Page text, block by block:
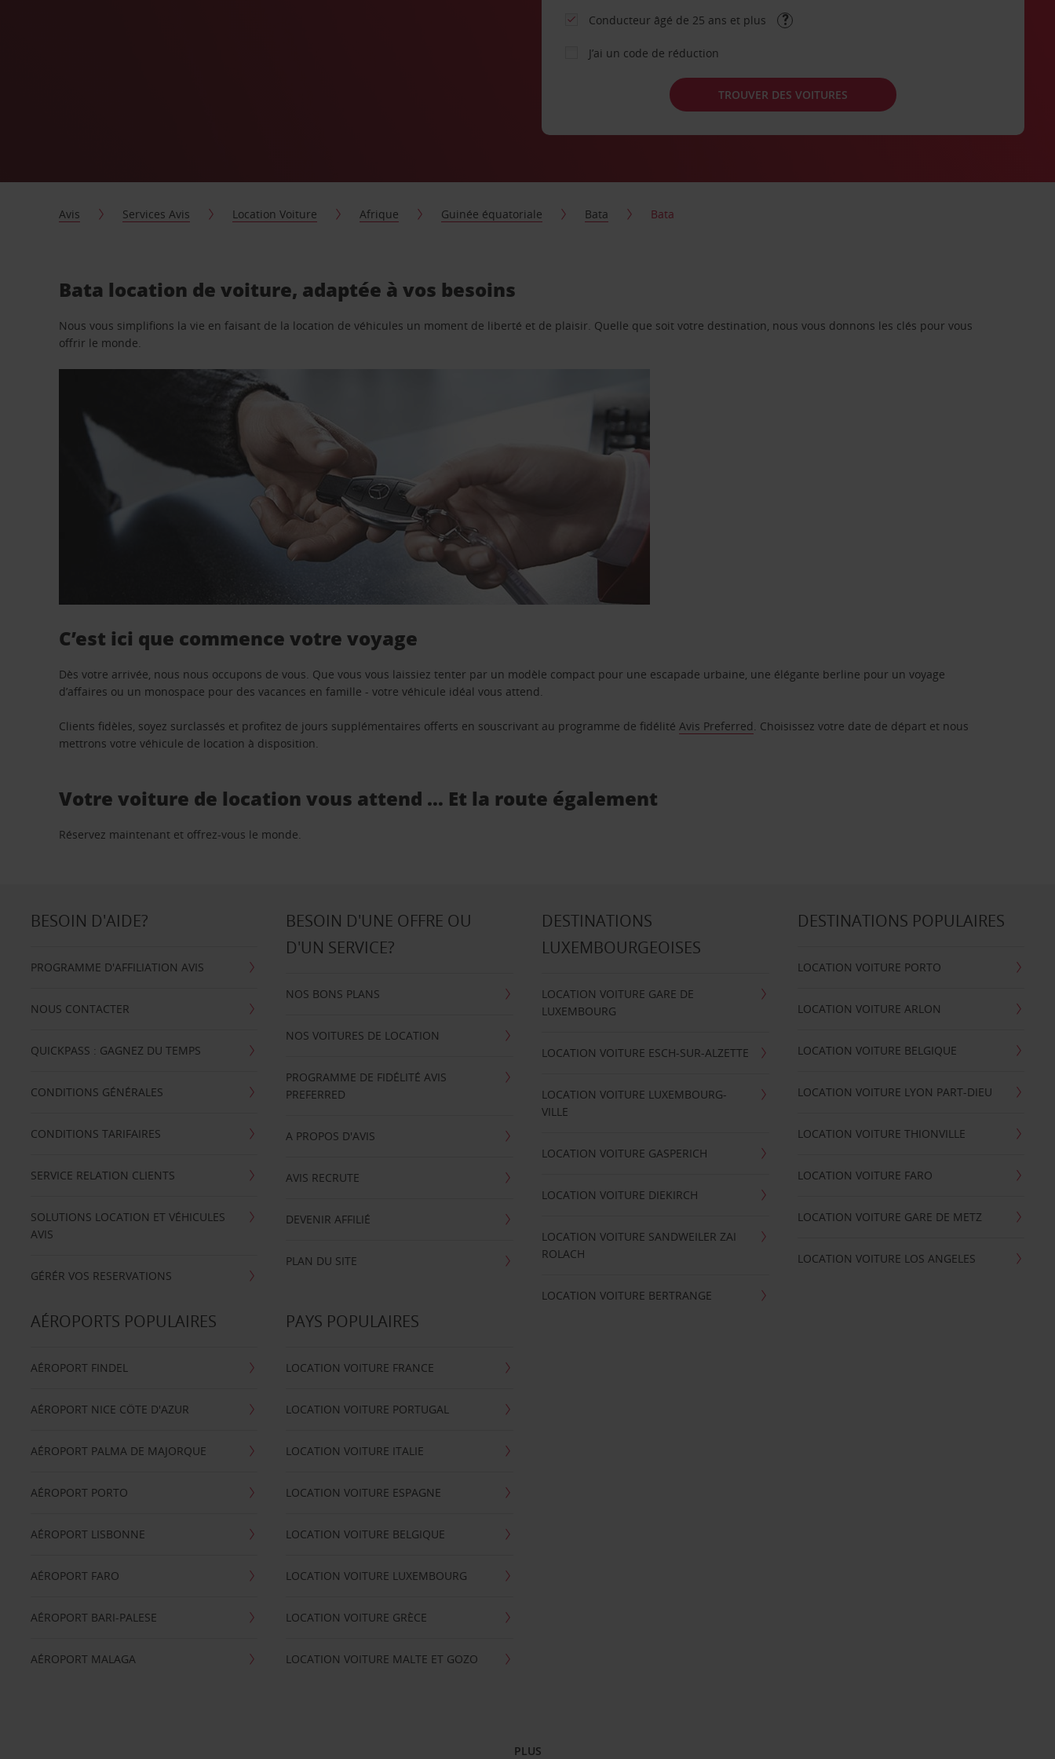
Conducteur âgé de 25 ans et plus
J’ai un code de réduction
TROUVER DES VOITURES
Avis Services Avis Location Voiture Afrique Guinée équatoriale Bata Bata
Bata location de voiture, adaptée à vos besoins
Nous vous simplifions la vie en faisant de la location de véhicules un moment de liberté et de plaisir. Quelle que soit votre destination, nous vous donnons les clés pour vous
offrir le monde.
C’est ici que commence votre voyage
Dès votre arrivée, nous nous occupons de vous. Que vous vous laissiez tenter par un modèle compact pour une escapade urbaine, une élégante berline pour un voyage
d’affaires ou un monospace pour des vacances en famille - votre véhicule idéal vous attend.
Clients fidèles, soyez surclassés et profitez de jours supplémentaires offerts en souscrivant au programme de fidélitéAvis Preferred. Choisissez votre date de départ et nous
mettrons votre véhicule de location à disposition.
Votre voiture de location vous attend … Et la route également
Réservez maintenant et offrez-vous le monde.
BESOIN D'AIDE?
PROGRAMME D'AFFILIATION AVIS
NOUS CONTACTER
QUICKPASS : GAGNEZ DU TEMPS
CONDITIONS GÉNÉRALES
CONDITIONS TARIFAIRES
SERVICE RELATION CLIENTS
SOLUTIONS LOCATION ET VÉHICULES
AVIS
GÉRÉR VOS RESERVATIONS
BESOIN D'UNE OFFRE OU
D'UN SERVICE?
NOS BONS PLANS
NOS VOITURES DE LOCATION
PROGRAMME DE FIDÉLITÉ AVIS
PREFERRED
A PROPOS D'AVIS
AVIS RECRUTE
DEVENIR AFFILIÉ
PLAN DU SITE
DESTINATIONS
LUXEMBOURGEOISES
LOCATION VOITURE GARE DE
LUXEMBOURG
LOCATION VOITURE ESCH-SUR-ALZETTE
LOCATION VOITURE LUXEMBOURG-
VILLE
LOCATION VOITURE GASPERICH
LOCATION VOITURE DIEKIRCH
LOCATION VOITURE SANDWEILER ZAI
ROLACH
LOCATION VOITURE BERTRANGE
DESTINATIONS POPULAIRES
LOCATION VOITURE PORTO
LOCATION VOITURE ARLON
LOCATION VOITURE BELGIQUE
LOCATION VOITURE LYON PART-DIEU
LOCATION VOITURE THIONVILLE
LOCATION VOITURE FARO
LOCATION VOITURE GARE DE METZ
LOCATION VOITURE LOS ANGELES
AÉROPORTS POPULAIRES
AÉROPORT FINDEL
AÉROPORT NICE CÖTE D'AZUR
AÉROPORT PALMA DE MAJORQUE
AÉROPORT PORTO
AÉROPORT LISBONNE
AÉROPORT FARO
AÉROPORT BARI-PALESE
AÉROPORT MALAGA
PAYS POPULAIRES
LOCATION VOITURE FRANCE
LOCATION VOITURE PORTUGAL
LOCATION VOITURE ITALIE
LOCATION VOITURE ESPAGNE
LOCATION VOITURE BELGIQUE
LOCATION VOITURE LUXEMBOURG
LOCATION VOITURE GRÈCE
LOCATION VOITURE MALTE ET GOZO
PLUS